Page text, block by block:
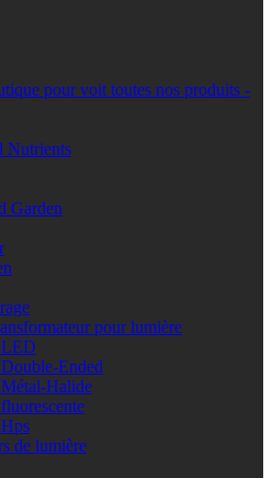
pour voit toutes nos produits -
Nutrients
Garden
pour lumière
LED
Ended
Halide
de lumière